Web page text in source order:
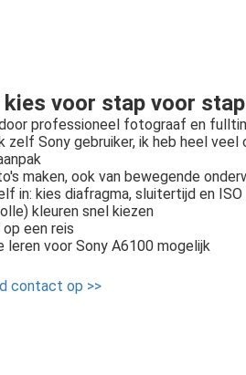
kies voor stap voor
professioneel fotograaf en
zelf Sony gebruiker, ik heb heel
maken, ook van bewegende
in: kies diafragma, sluitertijd en
kleuren snel kiezen
een reis
leren voor Sony A6100 mogelijk
contact op >>